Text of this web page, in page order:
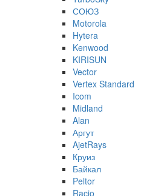
СОЮЗ
Motorola
Hytera
Kenwood
KIRISUN
Vector
Vertex Standard
Icom
Midland
Alan
Аргут
AjetRays
Круиз
Байкал
Peltor
Racio